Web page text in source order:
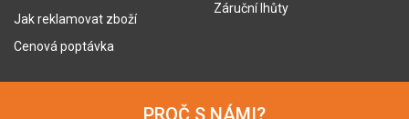
Jak reklamovat zboží
Cenová poptávka
Záruční lhůty
PROČ S NÁMI?